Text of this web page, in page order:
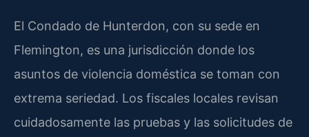
El Condado de Hunterdon, con su sede en
Flemington, es una jurisdicción donde los
asuntos de violencia doméstica se toman con
extrema seriedad. Los fiscales locales revisan
cuidadosamente las pruebas y las solicitudes de